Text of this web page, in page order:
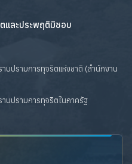
และประพฤติมิชอบ
บปรามการทุจริตแห่งชาติ (สำนักงาน
บปรามการทุจริตในภาครัฐ